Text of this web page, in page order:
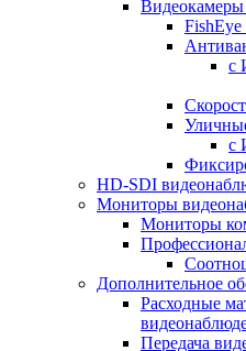
Видеокамеры
с
с
HD-SDI
Мониторы
Мониторы
Дополнительное
Расходные
Передача